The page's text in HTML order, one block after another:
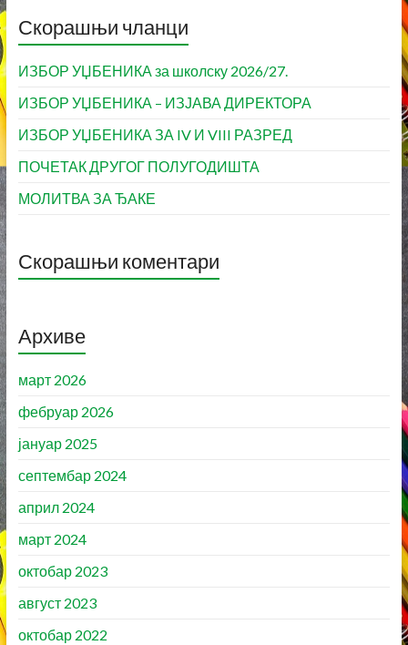
Скорашњи чланци
ИЗБОР УЏБЕНИКА за школску 2026/27.
ИЗБОР УЏБЕНИКА – ИЗЈАВА ДИРЕКТОРА
ИЗБОР УЏБЕНИКА ЗА IV И VIII РАЗРЕД
ПОЧЕТАК ДРУГОГ ПОЛУГОДИШТА
МОЛИТВА ЗА ЂАКЕ
Скорашњи коментари
Архиве
март 2026
фебруар 2026
јануар 2025
септембар 2024
април 2024
март 2024
октобар 2023
август 2023
октобар 2022